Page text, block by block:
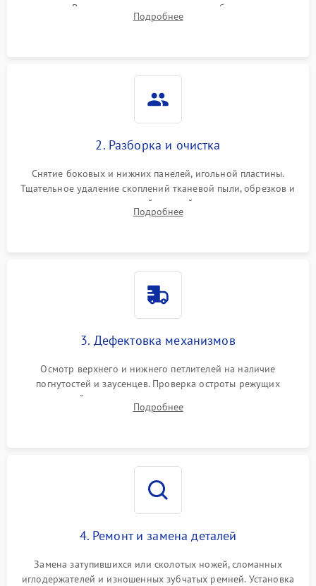
педали. Выявление пропусков стежков, обрывов нити,
заклинивания или тупого среза ткани на тестовом образце.
Подробнее
2. Разборка и очистка
Снятие боковых и нижних панелей, игольной пластины.
Тщательное удаление скоплений тканевой пыли, обрезков и
очесов из зоны петлителей и ножей с помощью жестких
кистей, пинцета и потока сжатого воздуха.
Подробнее
3. Дефектовка механизмов
Осмотр верхнего и нижнего петлителей на наличие
погнутостей и заусенцев. Проверка остроты режущих
кромок ножей, состояния приводного ремня, электромотора
и механизма дифференциальной подачи ткани.
Подробнее
4. Ремонт и замена деталей
Замена затупившихся или сколотых ножей, сломанных
иглодержателей и изношенных зубчатых ремней. Установка